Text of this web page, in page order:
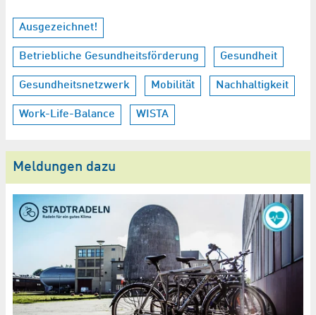
Ausgezeichnet!
Betriebliche Gesundheitsförderung Gesundheit
Gesundheitsnetzwerk Mobilität Nachhaltigkeit
Work-Life-Balance WISTA
Meldungen dazu